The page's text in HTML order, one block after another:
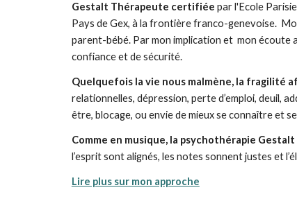
Gestalt Thérapeute certifiée par l'Ecole
Pays de Gex, à la frontière franco-genevoise.
parent-bébé. Par mon implication et mon écoute
confiance et de sécurité.
Quelquefois la vie nous malmène, la fragilité
relationnelles, dépression, perte d’emploi, deuil,
être, blocage, ou envie de mieux se connaître et
Comme en musique, la psychothérapie
l’esprit sont alignés, les notes sonnent justes et
Lire plus sur mon approche